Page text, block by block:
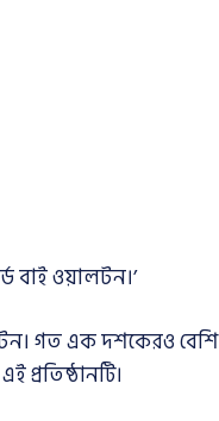
বাই ওয়ালটন।’
গত এক দশকেরও বেশি